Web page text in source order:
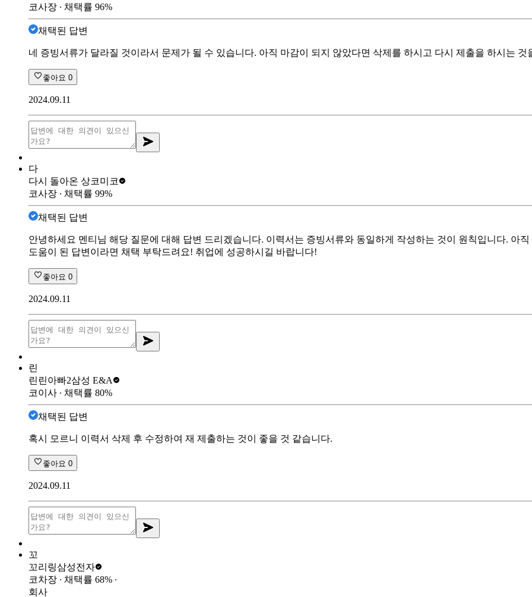
코사장 ∙ 채택률 96%
채택된 답변
네 증빙서류가 달라질 것이라서 문제가 될 수 있습니다. 아직 마감이 되지 않았다면 삭제를 하시고 다시 제출을 하시는 것
좋아요 0
2024.09.11
다
다시 돌아온 상코미코
코사장 ∙ 채택률 99%
채택된 답변
안녕하세요 멘티님 해당 질문에 대해 답변 드리겠습니다. 이력서는 증빙서류와 동일하게 작성하는 것이 원칙입니다. 아
도움이 된 답변이라면 채택 부탁드려요! 취업에 성공하시길 바랍니다!
좋아요 0
2024.09.11
린
린린아빠2삼성 E&A
코이사 ∙ 채택률 80%
채택된 답변
혹시 모르니 이력서 삭제 후 수정하여 재 제출하는 것이 좋을 것 같습니다.
좋아요 0
2024.09.11
꼬
꼬리링삼성전자
코차장 ∙ 채택률 68% ∙
회사